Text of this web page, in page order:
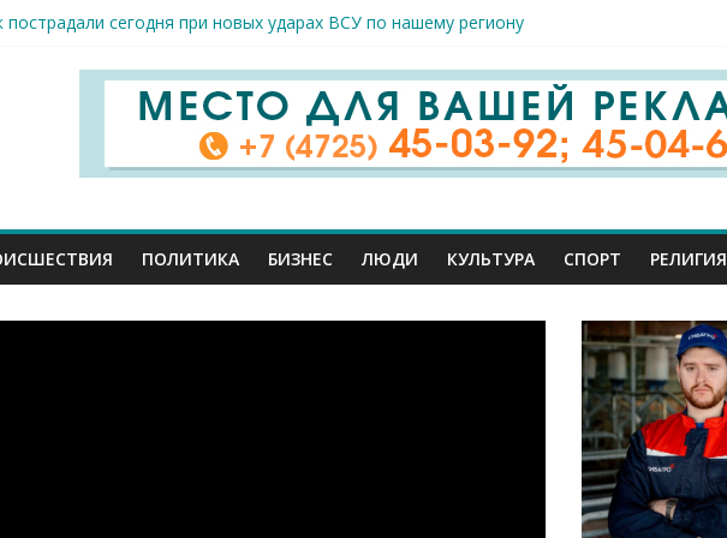
пострадали сегодня при новых ударах ВСУ по нашему региону
принимают поздравления с профессиональным праздником
и достижений: в Старом Осколе отметили День физкультурника
арт-мастерская открылась в Старом Осколе
ПОЛИТИКА БИЗНЕС ЛЮДИ КУЛЬТУРА СПОРТ РЕЛИГИЯ